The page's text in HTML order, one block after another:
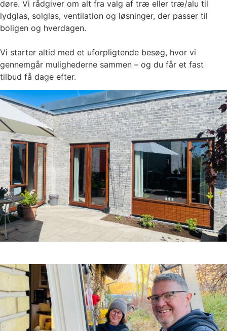
døre. Vi rådgiver om alt fra valg af træ eller træ/alu til
lydglas, solglas, ventilation og løsninger, der passer til
boligen og hverdagen.
Vi starter altid med et uforpligtende besøg, hvor vi
gennemgår mulighederne sammen – og du får et fast
tilbud få dage efter.